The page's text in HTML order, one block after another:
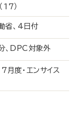
17）
、4日付
分、DPC対象外
度・エンサイス